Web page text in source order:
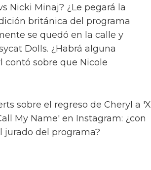
Nicki Minaj? ¿Le pegará la
británica del programa
se quedó en la calle y
Dolls. ¿Habrá alguna
contó sobre que Nicole
sobre el regreso de Cheryl a 'X
My Name' en Instagram: ¿con
jurado del programa?